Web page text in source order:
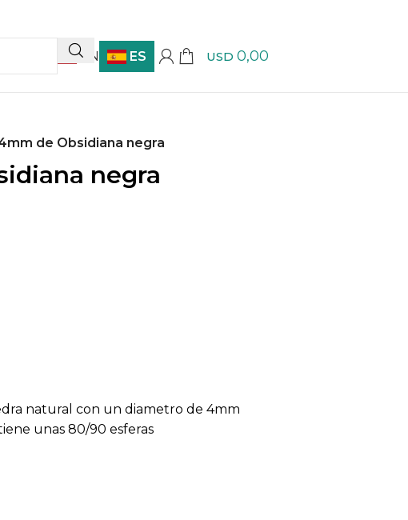
EN ES USD 0,00
de Obsidiana negra
negra
natural con un diametro de 4mm
unas 80/90 esferas